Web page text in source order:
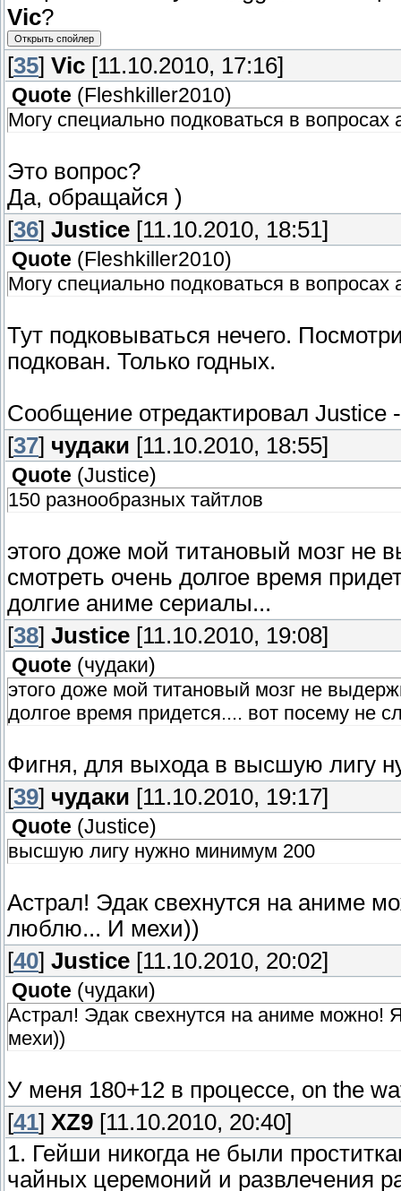
Vic?
[35] Vic [11.10.2010, 17:16]
Quote (Fleshkiller2010)
Могу специально подковаться в вопросах
Это вопрос?
Да, обращайся )
[36] Justice [11.10.2010, 18:51]
Quote (Fleshkiller2010)
Могу специально подковаться в вопросах
Тут подковываться нечего.
подкован. Только годных.
Сообщение отредактировал Justice
[37] чудаки [11.10.2010, 18:55]
Quote (Justice)
150 разнообразных тайтлов
этого доже мой титановый мозг не
смотреть очень долгое время
долгие аниме сериалы...
[38] Justice [11.10.2010, 19:08]
Quote (чудаки)
этого доже мой титановый мозг не
долгое время придется.... вот посему не
Фигня, для выхода в высшую лигу
[39] чудаки [11.10.2010, 19:17]
Quote (Justice)
высшую лигу нужно минимум 200
Астрал! Эдак свехнутся на аниме
люблю... И мехи))
[40] Justice [11.10.2010, 20:02]
Quote (чудаки)
Астрал! Эдак свехнутся на аниме
мехи))
У меня 180+12 в процессе, on the
[41] XZ9 [11.10.2010, 20:40]
1. Гейши никогда не были
чайных церемоний и развлечения